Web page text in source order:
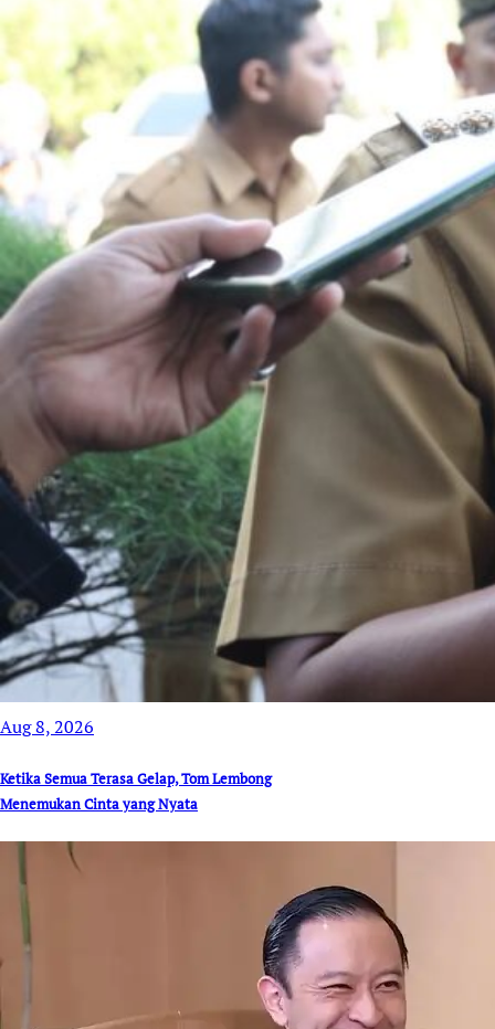
Aug 8, 2026
Ketika Semua Terasa Gelap, Tom Lembong
Menemukan Cinta yang Nyata